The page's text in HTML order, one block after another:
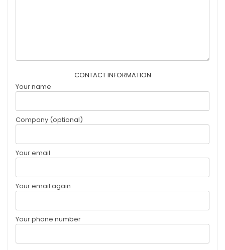
CONTACT INFORMATION
Your name
Company (optional)
Your email
Your email again
Your phone number